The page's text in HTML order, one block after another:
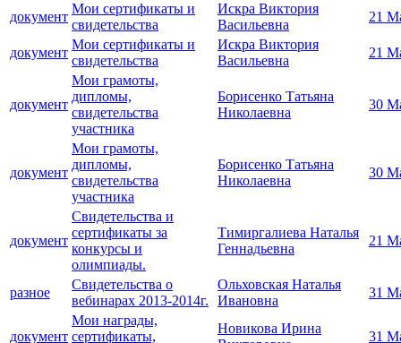
документ
Мои сертификаты и
свидетельства
Искра Виктория
Васильевна
21
документ
Мои сертификаты и
свидетельства
Искра Виктория
Васильевна
21
документ
Мои грамоты,
дипломы,
свидетельства
участника
Борисенко Татьяна
Николаевна
30
документ
Мои грамоты,
дипломы,
свидетельства
участника
Борисенко Татьяна
Николаевна
30
документ
Свидетельства и
сертификаты за
конкурсы и
олимпиады.
Тимиргалиева Наталья
Геннадьевна
21
разное
Свидетельства о
вебинарах 2013-2014г.
Ольховская Наталья
Ивановна
31
документ
Мои награды,
сертификаты,
Новикова Ирина
31